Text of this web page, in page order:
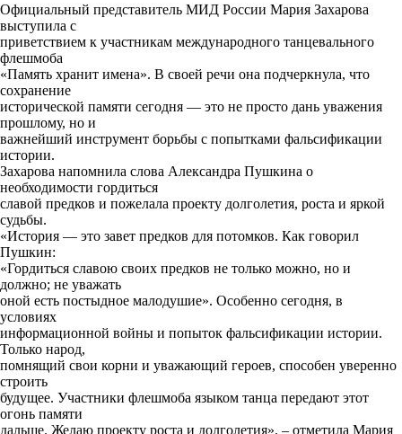
Официальный представитель МИД России Мария Захарова
выступила с
приветствием к участникам международного танцевального
флешмоба
«Память хранит имена». В своей речи она подчеркнула, что
сохранение
исторической памяти сегодня — это не просто дань уважения
прошлому, но и
важнейший инструмент борьбы с попытками фальсификации
истории.
Захарова напомнила слова Александра Пушкина о
необходимости гордиться
славой предков и пожелала проекту долголетия, роста и яркой
судьбы.
«История — это завет предков для потомков. Как говорил
Пушкин:
«Гордиться славою своих предков не только можно, но и
должно; не уважать
оной есть постыдное малодушие». Особенно сегодня, в
условиях
информационной войны и попыток фальсификации истории.
Только народ,
помнящий свои корни и уважающий героев, способен уверенно
строить
будущее. Участники флешмоба языком танца передают этот
огонь памяти
дальше. Желаю проекту роста и долголетия». – отметила Мария